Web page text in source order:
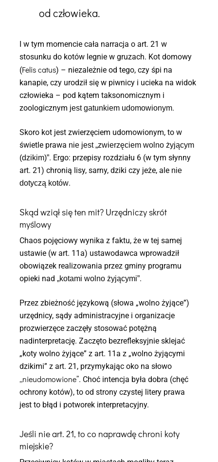
od człowieka.
I w tym momencie cała narracja o art. 21 w
stosunku do kotów legnie w gruzach. Kot domowy
(Felis catus) – niezależnie od tego, czy śpi na
kanapie, czy urodził się w piwnicy i ucieka na widok
człowieka – pod kątem taksonomicznym i
zoologicznym jest gatunkiem udomowionym.
Skoro kot jest zwierzęciem udomowionym, to w
świetle prawa nie jest „zwierzęciem wolno żyjącym
(dzikim)”. Ergo: przepisy rozdziału 6 (w tym słynny
art. 21) chronią lisy, sarny, dziki czy jeże, ale nie
dotyczą kotów.
Skąd wziął się ten mit? Urzędniczy skrót
myślowy
Chaos pojęciowy wynika z faktu, że w tej samej
ustawie (w art. 11a) ustawodawca wprowadził
obowiązek realizowania przez gminy programu
opieki nad„kotami wolno żyjącymi”.
Przez zbieżność językową (słowa „wolno żyjące”)
urzędnicy, sądy administracyjne i organizacje
prozwierzęce zaczęły stosować potężną
nadinterpretację. Zaczęto bezrefleksyjnie sklejać
„koty wolno żyjące” z art. 11a z „wolno żyjącymi
dzikimi” z art. 21, przymykając oko na słowo
„nieudomowione”. Choć intencja była dobra (chęć
ochrony kotów), to od strony czystej litery prawa
jest to błąd i potworek interpretacyjny.
Jeśli nie art. 21, to co naprawdę chroni koty
miejskie?